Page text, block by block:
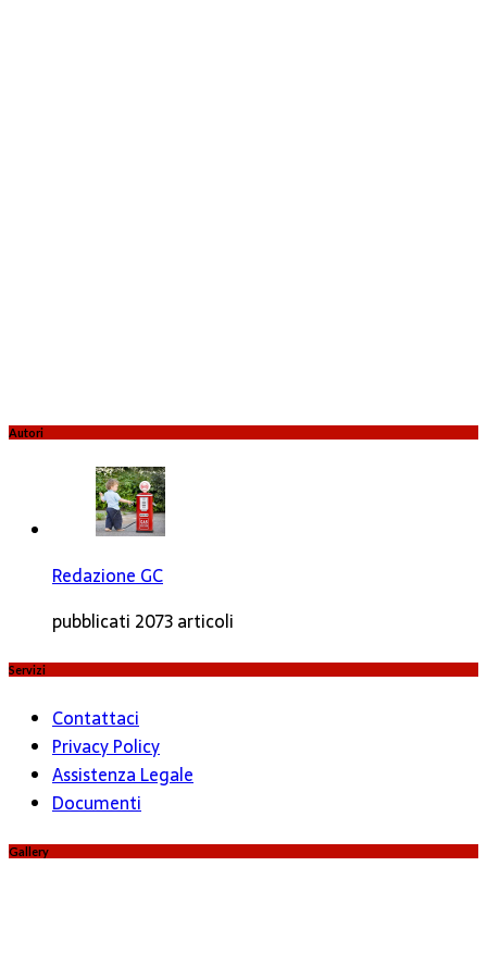
Autori
Redazione GC
pubblicati 2073 articoli
Servizi
Contattaci
Privacy Policy
Assistenza Legale
Documenti
Gallery